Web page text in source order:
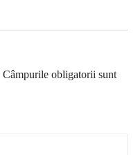
Câmpurile obligatorii sunt